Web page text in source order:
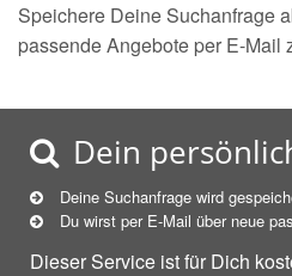
Speichere Deine Suchanfrage
passende Angebote per E-Mail
Dein
Deine Suchanfrage wird
Du wirst per E-Mail über neue
Dieser Service ist für Dich